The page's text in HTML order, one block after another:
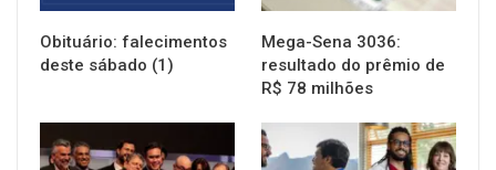
Obituário: falecimentos
deste sábado (1)
Mega-Sena 3036:
resultado do prêmio de
R$ 78 milhões
NOTÍCIAS NOTÍCIAS